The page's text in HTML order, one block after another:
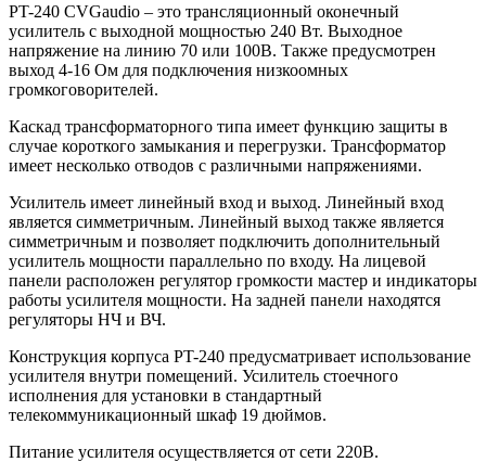
PT-240 CVGaudio – это трансляционный оконечный
усилитель с выходной мощностью 240 Вт. Выходное
напряжение на линию 70 или 100В. Также предусмотрен
выход 4-16 Ом для подключения низкоомных
громкоговорителей.
Каскад трансформаторного типа имеет функцию защиты в
случае короткого замыкания и перегрузки. Трансформатор
имеет несколько отводов с различными напряжениями.
Усилитель имеет линейный вход и выход. Линейный вход
является симметричным. Линейный выход также является
симметричным и позволяет подключить дополнительный
усилитель мощности параллельно по входу. На лицевой
панели расположен регулятор громкости мастер и индикаторы
работы усилителя мощности. На задней панели находятся
регуляторы НЧ и ВЧ.
Конструкция корпуса PT-240 предусматривает использование
усилителя внутри помещений. Усилитель стоечного
исполнения для установки в стандартный
телекоммуникационный шкаф 19 дюймов.
Питание усилителя осуществляется от сети 220В.